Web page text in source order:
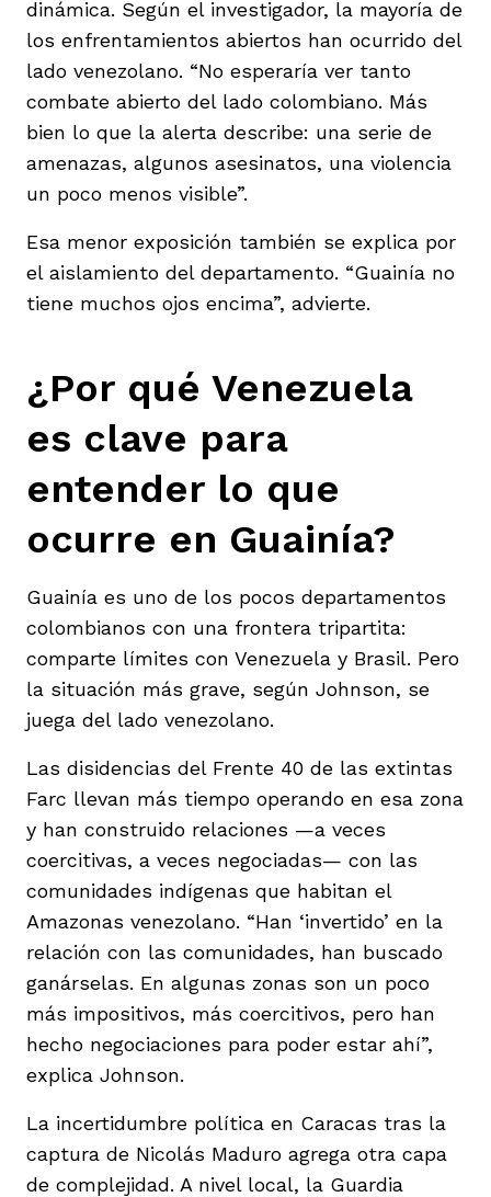
dinámica. Según el investigador, la mayoría de
los enfrentamientos abiertos han ocurrido del
lado venezolano. “No esperaría ver tanto
combate abierto del lado colombiano. Más
bien lo que la alerta describe: una serie de
amenazas, algunos asesinatos, una violencia
un poco menos visible”.
Esa menor exposición también se explica por
el aislamiento del departamento. “Guainía no
tiene muchos ojos encima”, advierte.
¿Por qué Venezuela
es clave para
entender lo que
ocurre en Guainía?
Guainía es uno de los pocos departamentos
colombianos con una frontera tripartita:
comparte límites con Venezuela y Brasil. Pero
la situación más grave, según Johnson, se
juega del lado venezolano.
Las disidencias del Frente 40 de las extintas
Farc llevan más tiempo operando en esa zona
y han construido relaciones —a veces
coercitivas, a veces negociadas— con las
comunidades indígenas que habitan el
Amazonas venezolano. “Han ‘invertido’ en la
relación con las comunidades, han buscado
ganárselas. En algunas zonas son un poco
más impositivos, más coercitivos, pero han
hecho negociaciones para poder estar ahí”,
explica Johnson.
La incertidumbre política en Caracas tras la
captura de Nicolás Maduro agrega otra capa
de complejidad. A nivel local, la Guardia